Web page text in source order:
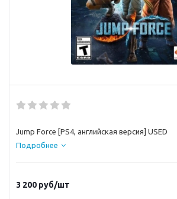
Jump Force [PS4, английская версия] USED
Подробнее
3 200 руб/шт